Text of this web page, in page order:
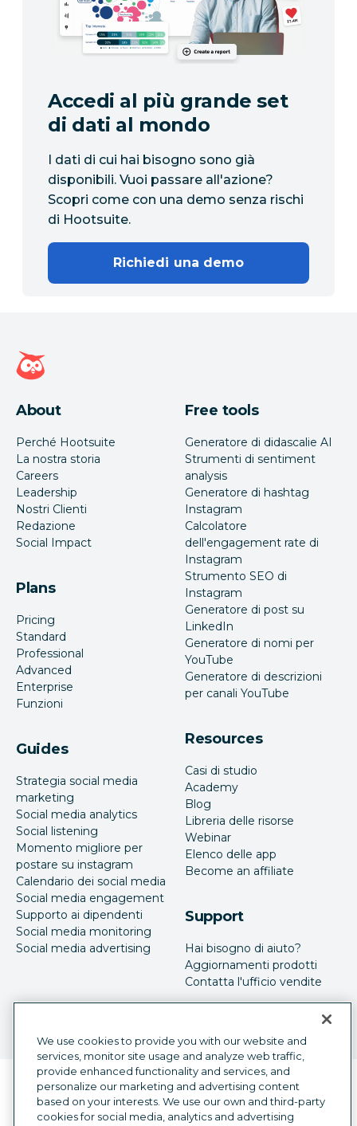
Accedi al più grande set
di dati al mondo
I dati di cui hai bisogno sono già
disponibili. Vuoi passare all'azione?
Scopri come con una demo senza rischi
di Hootsuite.
Richiedi una demo
Home page di Hootsuite
About
Perché Hootsuite
La nostra storia
Careers
Leadership
Nostri Clienti
Redazione
Social Impact
Plans
Pricing
Standard
Professional
Advanced
Enterprise
Funzioni
Guides
Strategia social media
marketing
Social media analytics
Social listening
Momento migliore per
postare su instagram
Calendario dei social media
Social media engagement
Supporto ai dipendenti
Social media monitoring
Social media advertising
Free tools
Generatore di didascalie AI
Strumenti di sentiment
analysis
Generatore di hashtag
Instagram
Calcolatore
dell'engagement rate di
Instagram
Strumento SEO di
Instagram
Generatore di post su
LinkedIn
Generatore di nomi per
YouTube
Generatore di descrizioni
per canali YouTube
Resources
Casi di studio
Academy
Blog
Libreria delle risorse
Webinar
Elenco delle app
Become an affiliate
Support
Hai bisogno di aiuto?
Aggiornamenti prodotti
Contatta l'ufficio vendite
Selettore della lingua
Italian
©2026 Hootsuite Inc. Tutti i diritti sono riservati.
We use cookies to provide you with our website and
services, monitor site usage and analyze web traffic,
provide enhanced functionality and services, and
personalize our marketing and advertising content
based on your interests. We use our own and third-party
cookies for social media, analytics and advertising